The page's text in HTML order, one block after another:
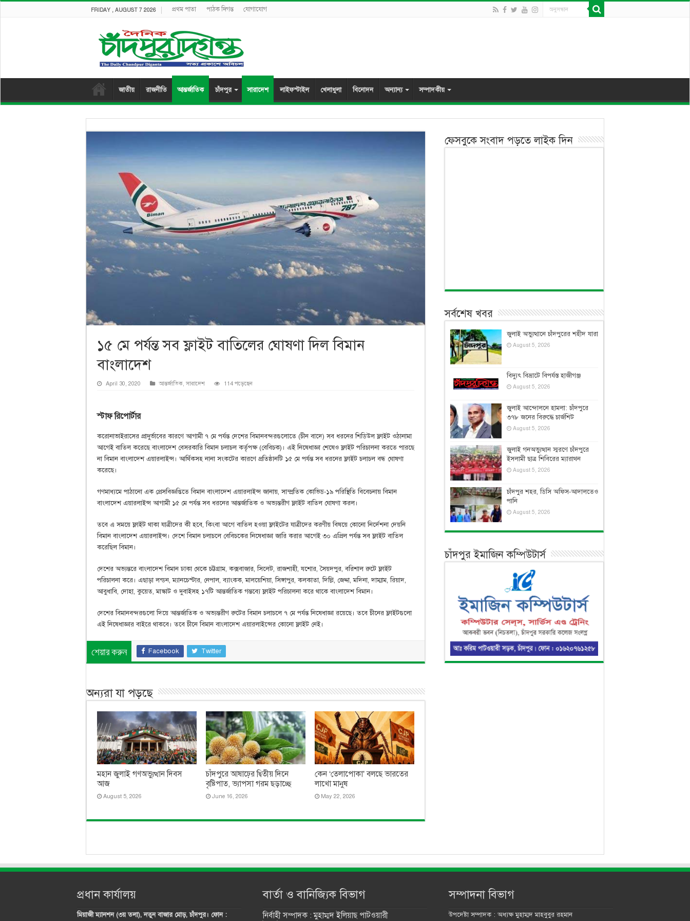
FRIDAY , AUGUST 7 2026 প্রথম পাতা পাঠক দিগন্ত যোগাযোগ
জাতীয় রাজনীতি আন্তর্জাতিক চাঁদপুর সারাদেশ লাইফস্টাইল খেলাধুলা বিনোদন অন্যান্য সম্পাদকীয়
১৫ মে পর্যন্ত সব ফ্লাইট বাতিলের ঘোষণা দিল বিমান
বাংলাদেশ
April 30, 2020 আন্তর্জাতিক, সারাদেশ 114 পড়েছেন
স্টাফ রিপোর্টার
করোনাভাইরাসের প্রাদুর্ভাবের কারণে আগামী ৭ মে পর্যন্ত দেশের বিমানবন্দরগুলোতে (চীন বাদে) সব ধরনের শিডিউল ফ্লাইট ওঠানামা
আগেই বাতিল করেছে বাংলাদেশ বেসরকারি বিমান চলাচল কর্তৃপক্ষ (বেবিচক)। এই নিষেধাজ্ঞা শেষেও ফ্লাইট পরিচালনা করতে পারছে
না বিমান বাংলাদেশ এয়ারলাইন্স। আর্থিকসহ নানা সংকটের কারণে প্রতিষ্ঠানটি ১৫ মে পর্যন্ত সব ধরনের ফ্লাইট চলাচল বন্ধ ঘোষণা
করেছে।
গণমাধ্যমে পাঠানো এক প্রেসবিজ্ঞপ্তিতে বিমান বাংলাদেশ এয়ারলাইন্স জানায়, সাম্প্রতিক কোভিড-১৯ পরিস্থিতি বিবেচনায় বিমান
বাংলাদেশ এয়ারলাইন্স আগামী ১৫ মে পর্যন্ত সব ধরনের আন্তর্জাতিক ও অভ্যন্তরীণ ফ্লাইট বাতিল ঘোষণা করল।
তবে এ সময়ে ফ্লাইট থাকা যাত্রীদের কী হবে, কিংবা আগে বাতিল হওয়া ফ্লাইটের যাত্রীদের করণীয় বিষয়ে কোনো নির্দেশনা দেয়নি
বিমান বাংলাদেশ এয়ারলাইন্স। দেশে বিমান চলাচলে বেবিচকের নিষেধাজ্ঞা জারি করার আগেই ৩০ এপ্রিল পর্যন্ত সব ফ্লাইট বাতিল
করেছিল বিমান।
দেশের অভ্যন্তরে বাংলাদেশ বিমান ঢাকা থেকে চট্টগ্রাম, কক্সবাজার, সিলেট, রাজশাহী, যশোর, সৈয়দপুর, বরিশাল রুটে ফ্লাইট
পরিচালনা করে। এছাড়া লন্ডন, ম্যানচেস্টার, নেপাল, ব্যাংকক, মালয়েশিয়া, সিঙ্গাপুর, কলকাতা, দিল্লি, জেদ্দা, মদিনা, দাম্মাম, রিয়াদ,
আবুধাবি, দোহা, কুয়েত, মাস্কাট ও দুবাইসহ ১৭টি আন্তর্জাতিক গন্তব্যে ফ্লাইট পরিচালনা করে থাকে বাংলাদেশ বিমান।
দেশের বিমানবন্দরগুলো দিয়ে আন্তর্জাতিক ও অভ্যন্তরীণ রুটের বিমান চলাচলে ৭ মে পর্যন্ত নিষেধাজ্ঞা রয়েছে। তবে চীনের ফ্লাইটগুলো
এই নিষেধাজ্ঞার বাইরে থাকবে। তবে চীনে বিমান বাংলাদেশ এয়ারলাইন্সের কোনো ফ্লাইট নেই।
শেয়ার করুন Facebook Twitter
অন্যরা যা পড়ছে
মহান জুলাই গণঅভ্যুত্থান দিবস
আজ
August 5, 2026
চাঁদপুরে আষাঢ়ের দ্বিতীয় দিনে
বৃষ্টিপাত, ভ্যাপসা গরম ছড়াচ্ছে
June 16, 2026
কেন ‘তেলাপোকা’ বলছে ভারতের
লাখো মানুষ
May 22, 2026
ফেসবুকে সংবাদ পড়তে লাইক দিন
সর্বশেষ খবর
জুলাই অভ্যুত্থানে চাঁদপুরের শহীদ যারা
August 5, 2026
বিদ্যুৎ বিভ্রাটে বিপর্যস্ত হাজীগঞ্জ
August 5, 2026
জুলাই আন্দোলনে হামলা: চাঁদপুরে
৩৭৮ জনের বিরুদ্ধে চার্জশিট
August 5, 2026
জুলাই গনঅভ্যুত্থান স্মরণে চাঁদপুরে
ইসলামী ছাত্র শিবিরের ম্যারাথন
August 5, 2026
চাঁদপুর শহর, ডিসি অফিস-আদালতেও
পানি
August 5, 2026
চাঁদপুর ইমাজিন কম্পিউটার্স
প্রধান কার্যালয়
মিয়াজী ম্যানশন (৩য় তলা), নতুন বাজার মোড়, চাঁদপুর। ফোন :
বার্তা ও বানিজ্যিক বিভাগ
নির্বাহী সম্পাদক : মুহাম্মদ ইলিয়াছ পাটওয়ারী
সম্পাদনা বিভাগ
উপদেষ্টা সম্পাদক : অধ্যক্ষ মুহাম্মদ মাহবুবুর রহমান